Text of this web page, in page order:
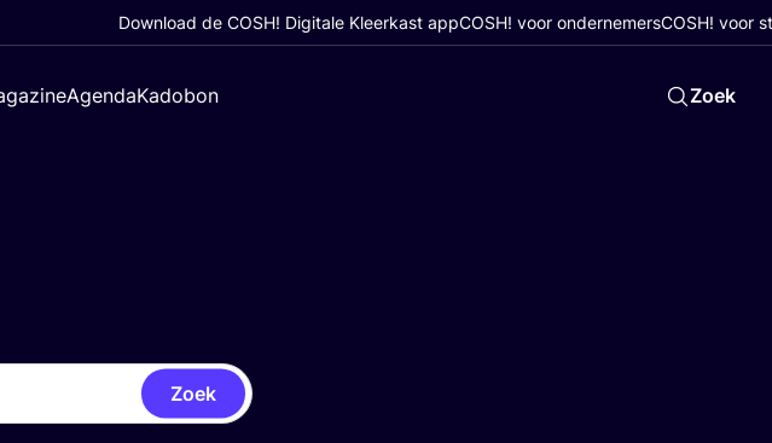
Download de COSH! Digitale Kleerkast appCOSH! voor ondernemersCOSH! voor
AgendaKadobon Zoek
Zoek